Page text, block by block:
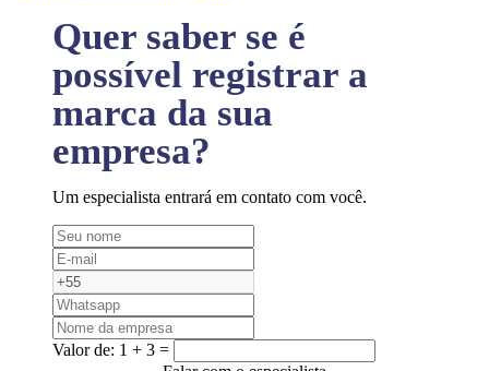
Quer saber se é
possível registrar a
marca da sua
empresa?
Um especialista entrará em contato com você.
Valor de: 1 + 3 =